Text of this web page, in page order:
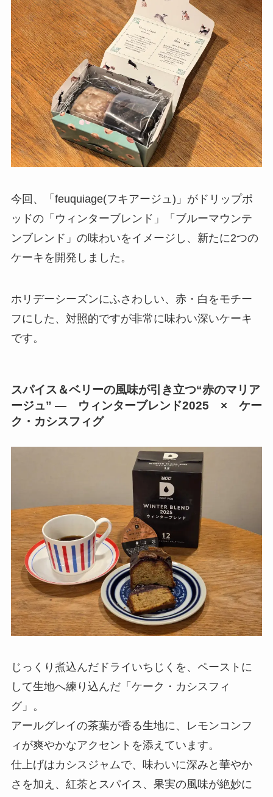
今回、「feuquiage(フキアージュ)」がドリップポ
ッドの「ウィンターブレンド」「ブルーマウンテ
ンブレンド」の味わいをイメージし、新たに2つの
ケーキを開発しました。
ホリデーシーズンにふさわしい、赤・白をモチー
フにした、対照的ですが非常に味わい深いケーキ
です。
スパイス＆ベリーの風味が引き立つ“赤のマリア
ージュ” — ウィンターブレンド2025 × ケー
ク・カシスフィグ
じっくり煮込んだドライいちじくを、ペーストに
して生地へ練り込んだ「ケーク・カシスフィ
グ」。
アールグレイの茶葉が香る生地に、レモンコンフ
ィが爽やかなアクセントを添えています。
仕上げはカシスジャムで、味わいに深みと華やか
さを加え、紅茶とスパイス、果実の風味が絶妙に